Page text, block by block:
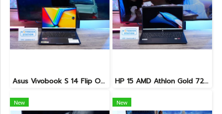
Asus Vivobook S 14 Flip OLED ทัชกรีนหมุนจอ360องศา Ryzen7-7730U Ram24 SSD512GB จอ14 2.8K OLED 90Hz จอภาพสวยคมชัดมาก ดีไซน์สวยทันสมัย ราคา 18,990.- HP 15 AMD Athlon Gold 7220U Ram8 SSD256 จอ15.6 FHD เครื่องบางเบา เหมาะแก่การพกพา ขายเพียง 7,500 .-
New New